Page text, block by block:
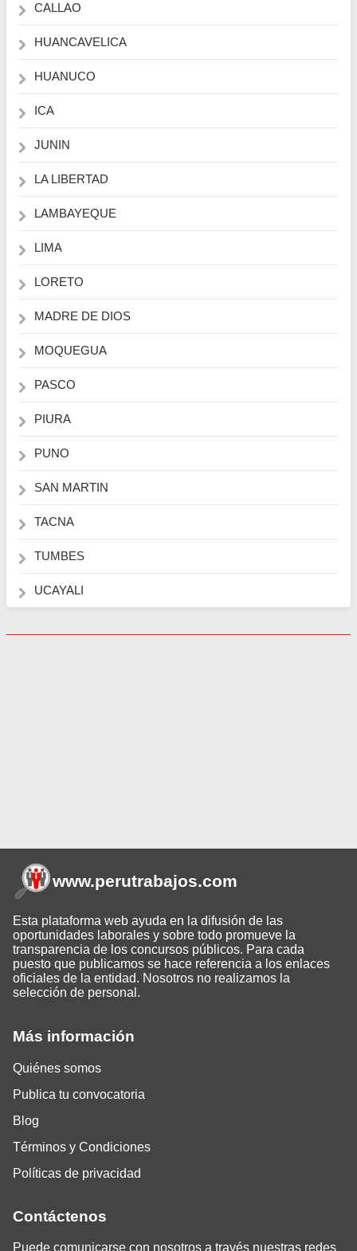
CALLAO
HUANCAVELICA
HUANUCO
ICA
JUNIN
LA LIBERTAD
LAMBAYEQUE
LIMA
LORETO
MADRE DE DIOS
MOQUEGUA
PASCO
PIURA
PUNO
SAN MARTIN
TACNA
TUMBES
UCAYALI
Más información
Quiénes somos
Publica tu convocatoria
Blog
Términos y Condiciones
Políticas de privacidad
Contáctenos
Puede comunicarse con nosotros a través nuestras redes
www.perutrabajos.com
Esta plataforma web ayuda en la difusión de las
oportunidades laborales y sobre todo promueve la
transparencia de los concursos públicos. Para cada
puesto que publicamos se hace referencia a los enlaces
oficiales de la entidad. Nosotros no realizamos la
selección de personal.